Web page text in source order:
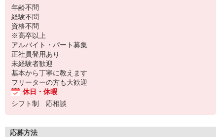
年齢不問
経験不問
資格不問
※高卒以上
アルバイト・パート募集
正社員登用あり
未経験者歓迎
基本から丁寧に教えます
フリーターの方も大歓迎
休日・休暇
シフト制 応相談
応募方法